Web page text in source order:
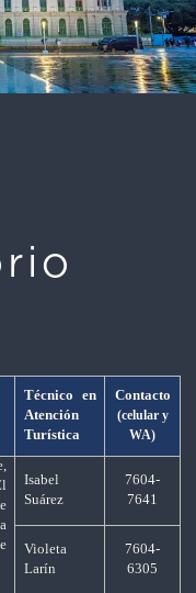
Técnico en
Atención
Turística
Contacto
(celular y
WA)
Isabel
Suárez
7604-
7641
Violeta
Larín
7604-
6305